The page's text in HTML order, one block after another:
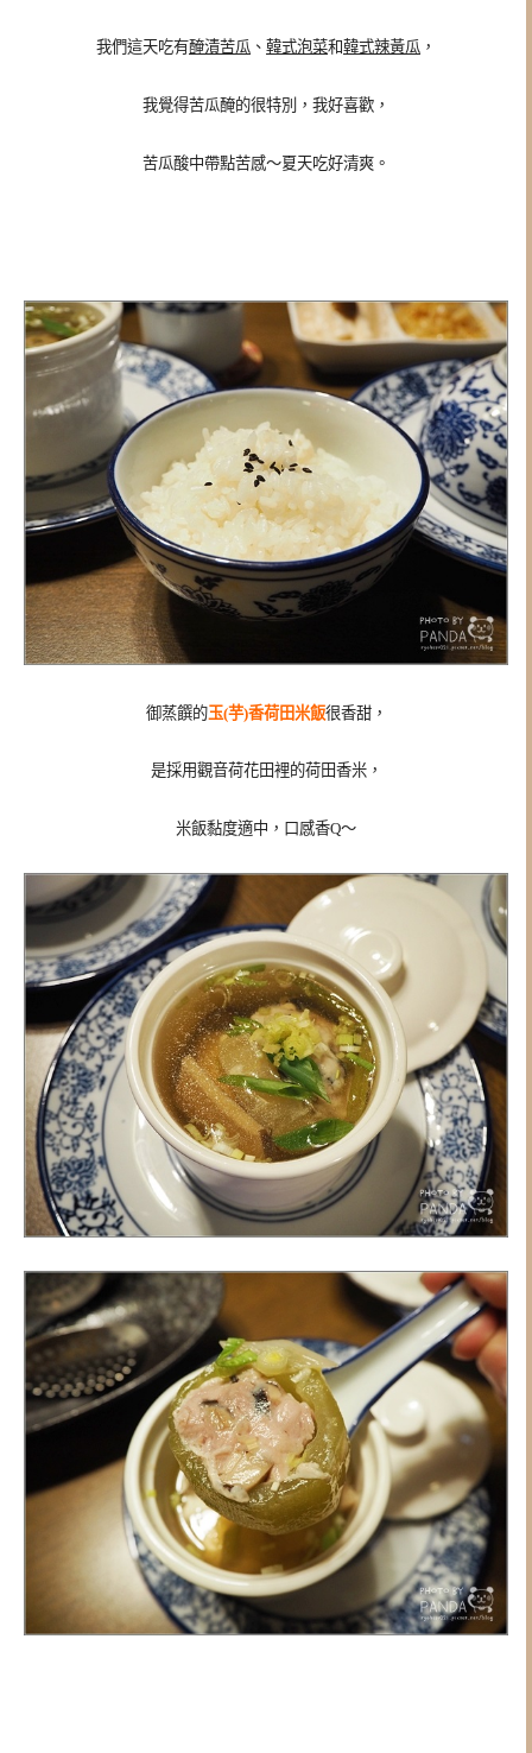
我們這天吃有醃漬苦瓜 、 韓式泡菜和韓式辣黃瓜 ，
我覺得苦瓜醃的很特別，我好喜歡，
苦瓜酸中帶點苦感～夏天吃好清爽。
御蒸饌的玉(芋)香荷田米飯很香甜，
是採用觀音荷花田裡的荷田香米，
米飯黏度適中，口感香Q～